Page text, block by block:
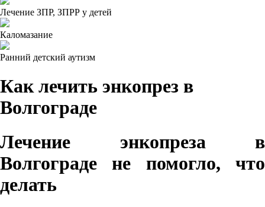
Лечение ЗПР, ЗПРР у детей
Каломазание
Ранний детский аутизм
Как лечить энкопрез в
Волгограде
Лечение энкопреза в
Волгограде не помогло, что
делать